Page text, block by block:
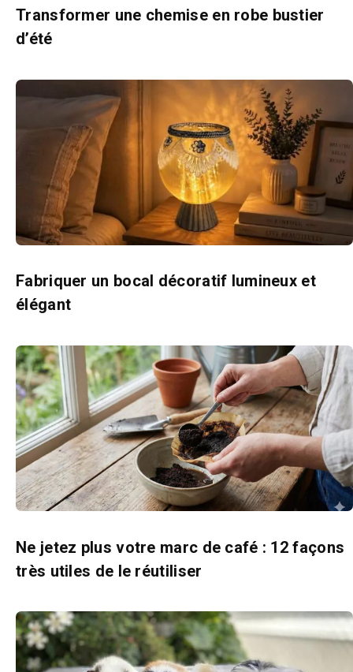
Transformer une chemise en robe bustier
d’été
Fabriquer un bocal décoratif lumineux et
élégant
Ne jetez plus votre marc de café : 12 façons
très utiles de le réutiliser